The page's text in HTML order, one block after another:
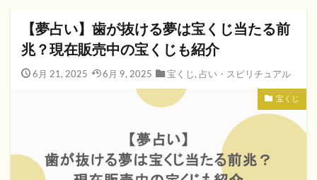
【夢占い】歯が抜ける夢は宝くじ当たる前
兆？現在販売中の宝くじも紹介
6月 21, 2025 6月 9, 2025 宝くじ , 占い・スピリチュアル
宝くじ